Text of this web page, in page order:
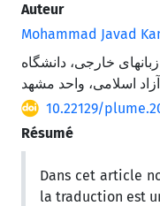
Auteur
Mohammad Javad
خارجی، دانشگاه
آزاد اسلامی، واحد مشهد
10.22129/
Résumé
Dans cet article
la traduction est